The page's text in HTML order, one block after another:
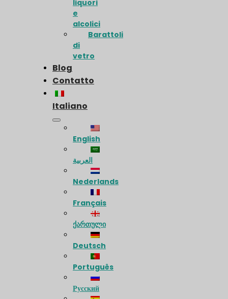
liquori
e
alcolici
Barattoli
di
vetro
Blog
Contatto
Italiano
English
العربية
Nederlands
Français
ქართული
Deutsch
Português
Русский